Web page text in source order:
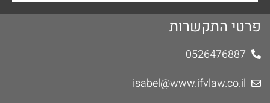
פרטי התקשרות
0526476887
isabel@www.ifvlaw.co.il